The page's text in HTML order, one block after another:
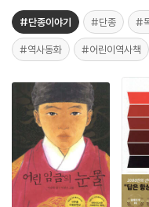
#단종이야기 #단종 #
#역사동화 #어린이역사책